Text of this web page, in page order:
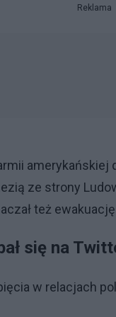
Reklama
amerykańskiej
ze strony
też
się na
w relacjach